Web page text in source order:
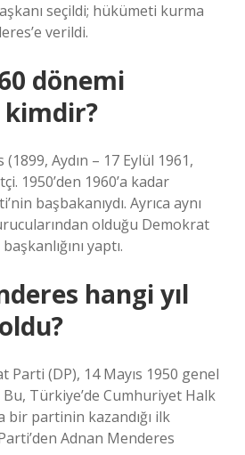
seçildi; hükümeti kurma
verildi.
dönemi
kimdir?
Aydın – 17 Eylül 1961,
1950’den 1960’a kadar
başbakanıydı. Ayrıca aynı
olduğu Demokrat
yaptı.
hangi yıl
Parti (DP), 14 Mayıs 1950 genel
Bu, Türkiye’de Cumhuriyet Halk
bir partinin kazandığı ilk
Adnan Menderes